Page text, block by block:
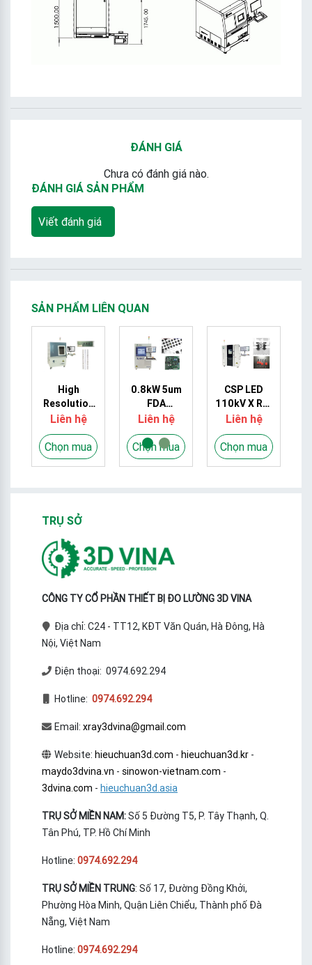
ĐÁNH GIÁ
Chưa có đánh giá nào.
ĐÁNH GIÁ SẢN PHẨM
Viết đánh giá
SẢN PHẨM LIÊN QUAN
High
Resolution
PCB X Ray
Machine
With
100KV/110KV
Weight
Liên hệ
Chọn mua
0.8kW 5um
FDA
Electronics
X Ray
Machine For
SMT BGA
Liên hệ
Chọn mua
CSP LED
110kV X Ray
Scanner
5um For LED
Strip PCBA
Soldering
Liên hệ
Chọn mua
TRỤ SỞ
CÔNG TY CỔ PHẦN THIẾT BỊ ĐO LƯỜNG 3D VINA
Địa chỉ: C24 - TT12, KĐT Văn Quán, Hà Đông, Hà
Nội, Việt Nam
Điện thoại: 0974.692.294
Hotline: 0974.692.294
Email: xray3dvina@gmail.com
Website: hieuchuan3d.com - hieuchuan3d.kr-
maydo3dvina.vn - sinowon-vietnam.com -
3dvina.com - hieuchuan3d.asia
TRỤ SỞ MIỀN NAM:Số 5 Đường T5, P. Tây Thạnh, Q.
Tân Phú, TP. Hồ Chí Minh
Hotline: 0974.692.294
TRỤ SỞ MIỀN TRUNG: Số 17, Đường Đồng Khởi,
Phường Hòa Minh, Quận Liên Chiểu, Thành phố Đà
Nẵng, Việt Nam
Hotline: 0974.692.294